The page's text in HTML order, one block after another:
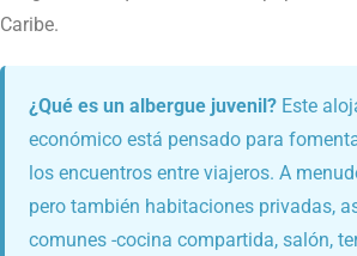
Caribe.
¿Qué es un albergue juvenil? Este
económico está pensado para
los encuentros entre viajeros. A
pero también habitaciones privadas,
comunes -cocina compartida, salón,